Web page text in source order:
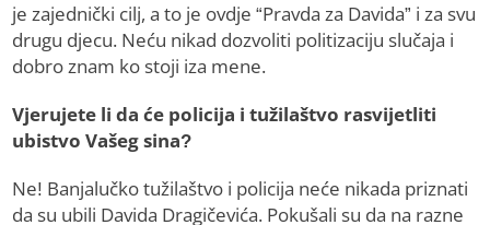
je zajednički cilj, a to je ovdje “Pravda za Davida” i za svu
drugu djecu. Neću nikad dozvoliti politizaciju slučaja i
dobro znam ko stoji iza mene.
Vjerujete li da će policija i tužilaštvo rasvijetliti
ubistvo Vašeg sina?
Ne! Banjalučko tužilaštvo i policija neće nikada priznati
da su ubili Davida Dragičevića. Pokušali su da na razne